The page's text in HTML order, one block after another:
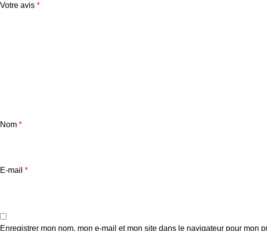
Votre avis *
Nom *
E-mail *
Enregistrer mon nom, mon e-mail et mon site dans le navigateur pour mon